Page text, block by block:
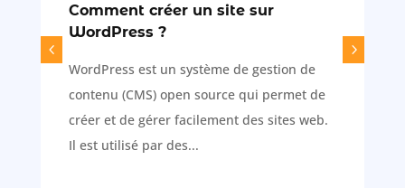
Comment créer un site sur
WordPress ?
WordPress est un système de gestion de
contenu (CMS) open source qui permet de
créer et de gérer facilement des sites web.
Il est utilisé par des...